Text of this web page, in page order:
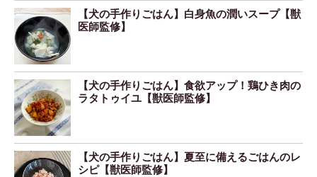
【犬の手作りごはん】白身魚の潤いスープ【獣
医師監修】
【犬の手作りごはん】食欲アップ！鶏ひき肉の
ラタトゥイユ【獣医師監修】
【犬の手作りごはん】夏至に備えるごはんのレ
シピ【獣医師監修】